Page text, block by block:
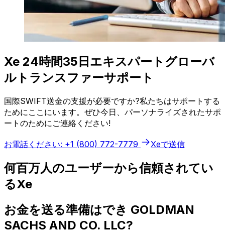
Xe 24時間35日エキスパートグローバ
ルトランスファーサポート
国際SWIFT送金の支援が必要ですか?私たちはサポートする
ためにここにいます。ぜひ今日、パーソナライズされたサポ
ートのためにご連絡ください!
お電話ください: +1 (800) 772-7779 Xeで送信
何百万人のユーザーから信頼されてい
るXe
お金を送る準備はでき GOLDMAN
SACHS AND CO. LLC?